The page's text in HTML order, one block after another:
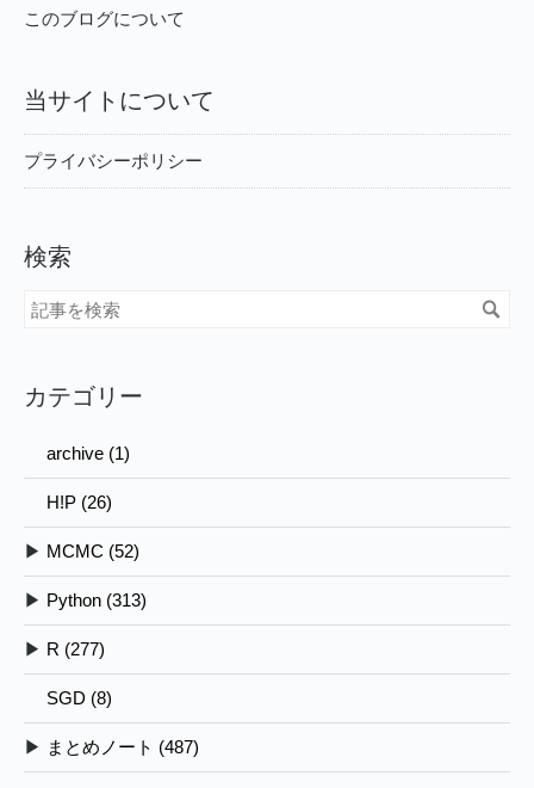
このブログについて
当サイトについて
プライバシーポリシー
検索
カテゴリー
archive (1)
H!P (26)
▶ MCMC (52)
▶ Python (313)
▶ R (277)
SGD (8)
▶ まとめノート (487)